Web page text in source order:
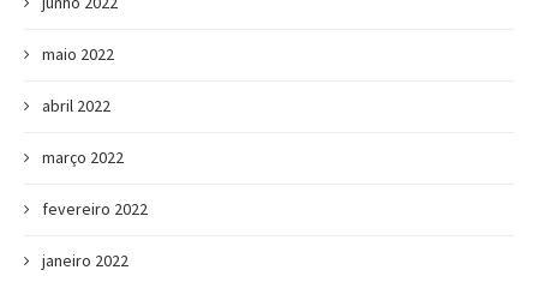
maio 2022
abril 2022
março 2022
fevereiro 2022
janeiro 2022